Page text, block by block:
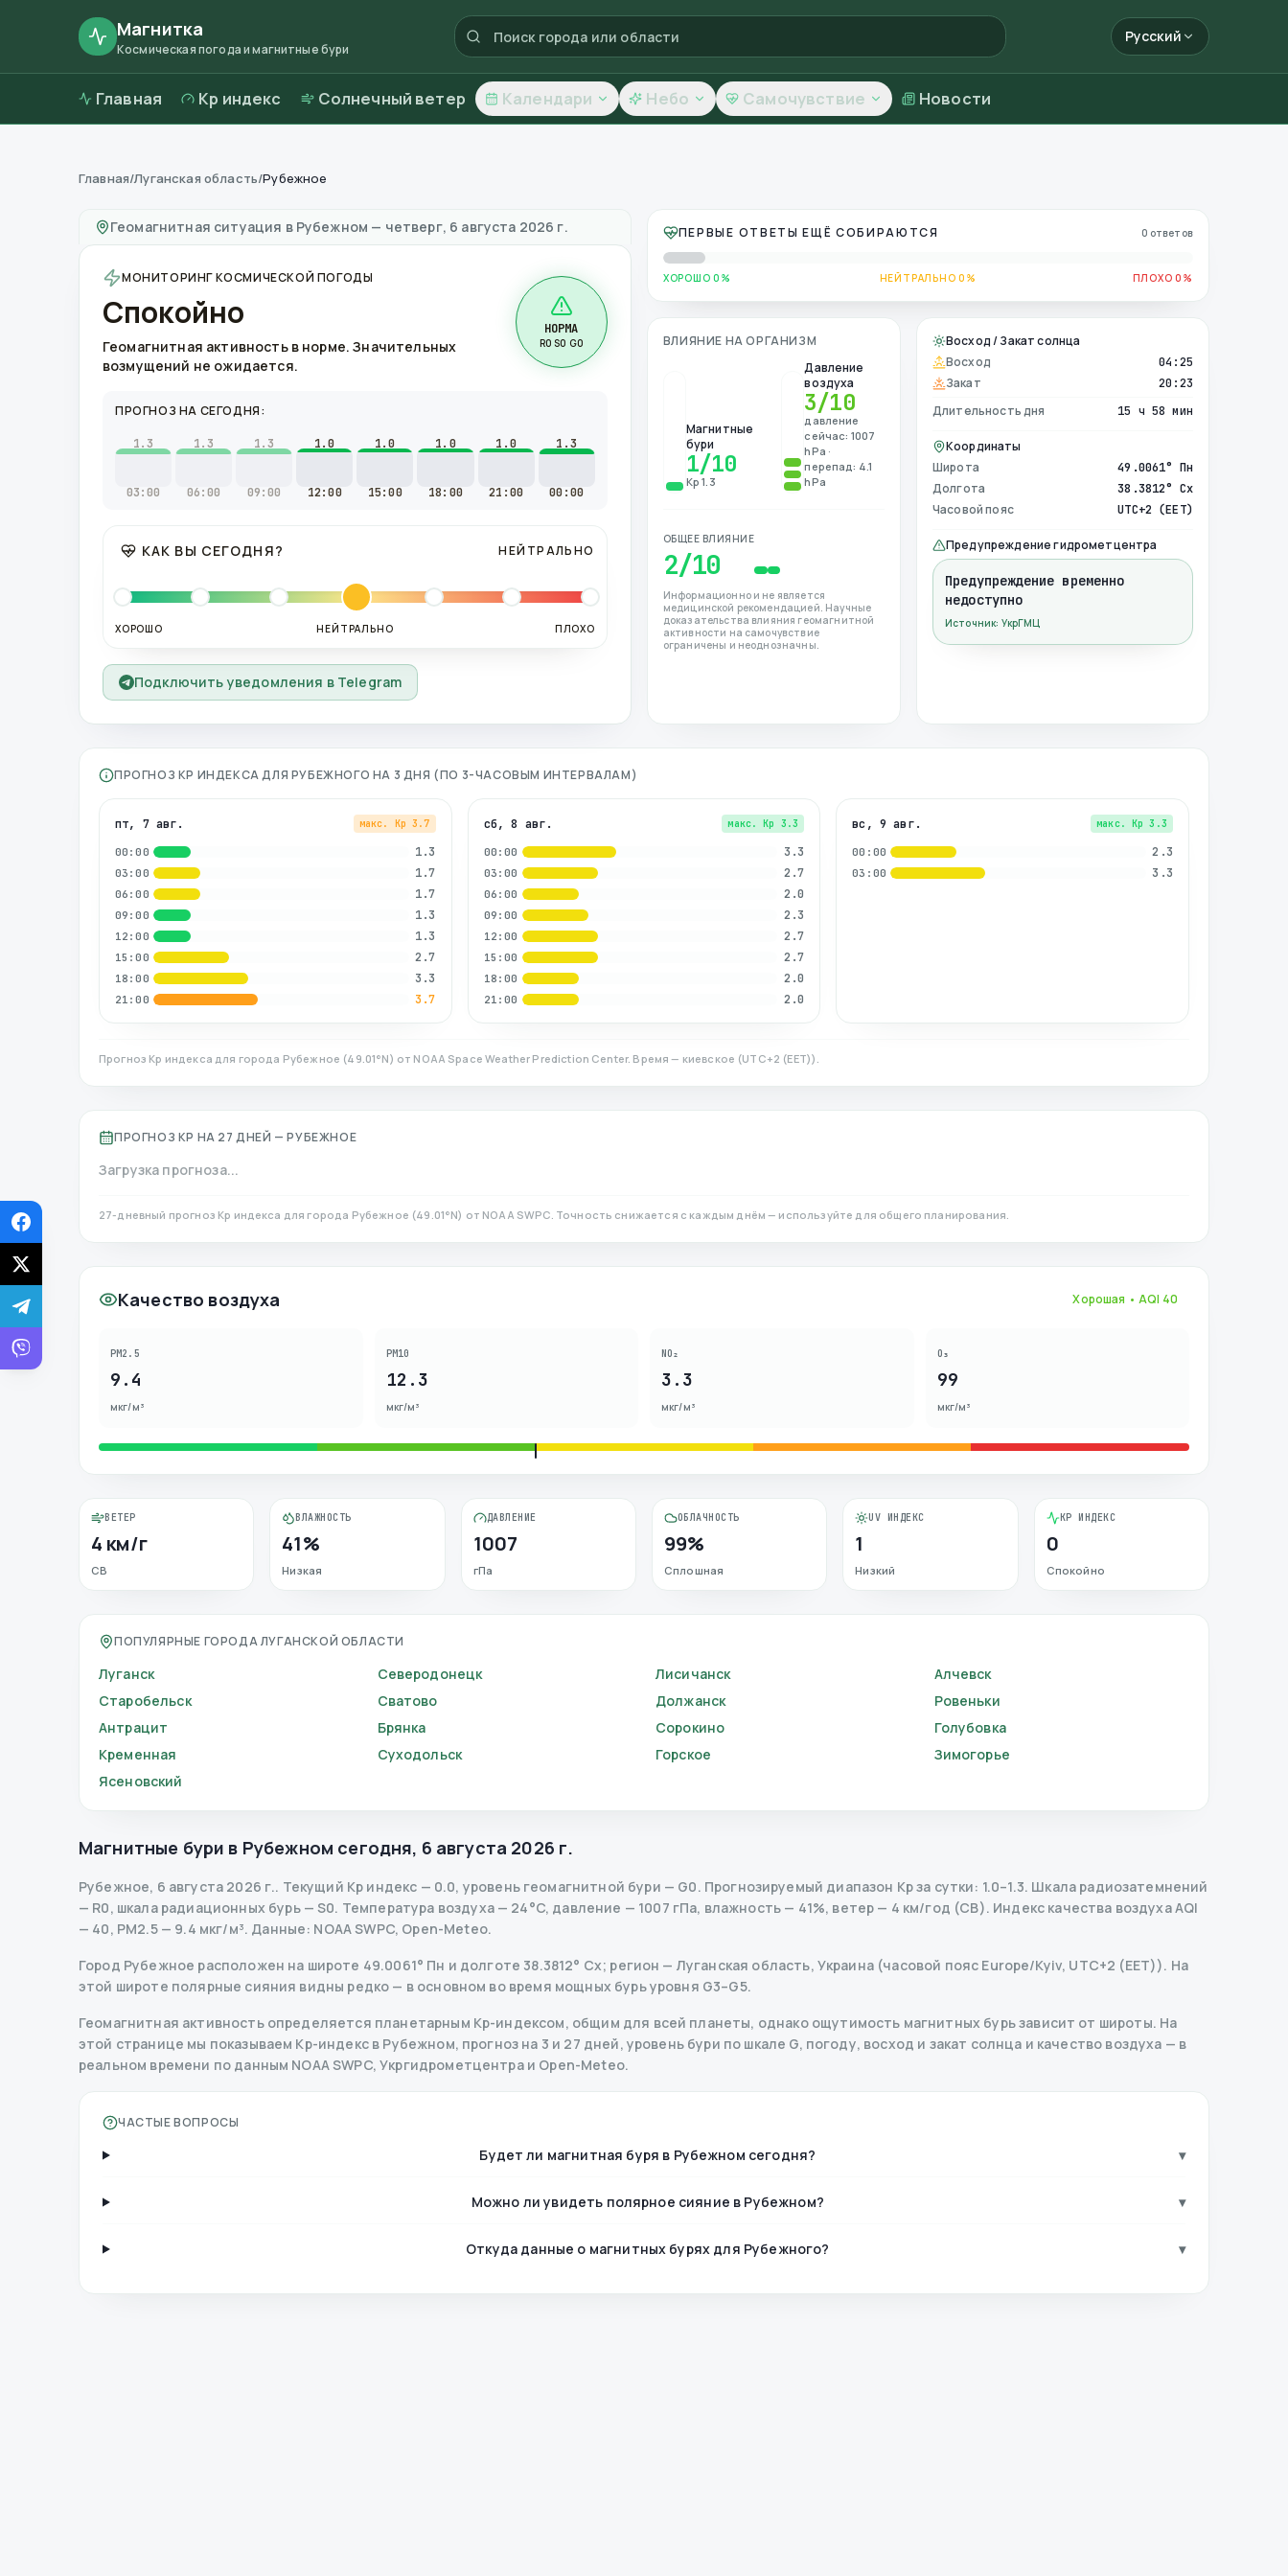
Магнитка
Космическая погода и магнитные бури
Русский
Главная Kp индекс Солнечный ветер Календари Небо Самочувствие Новости
Магнитные бури вРубежном—погода и качество воздуха
Главная/Луганская область/Рубежное
Геомагнитная ситуация в Рубежном — четверг, 6 августа 2026 г.
МОНИТОРИНГ КОСМИЧЕСКОЙ ПОГОДЫ
Спокойно
Геомагнитная активность в норме. Значительных
возмущений не ожидается.
НОРМА
R0 S0 G0
ПРОГНОЗ НА СЕГОДНЯ:
1.3
03:00
1.3
06:00
1.3
09:00
1.0
12:00
1.0
15:00
1.0
18:00
1.0
21:00
1.3
00:00
КАК ВЫ СЕГОДНЯ? НЕЙТРАЛЬНО
ХОРОШО НЕЙТРАЛЬНО ПЛОХО
Подключить уведомления в Telegram
ПЕРВЫЕ ОТВЕТЫ ЕЩЁ СОБИРАЮТСЯ 0 ответов
ХОРОШО 0% НЕЙТРАЛЬНО 0% ПЛОХО 0%
ВЛИЯНИЕ НА ОРГАНИЗМ
Магнитные
бури
1/10
Kp 1.3
Давление
воздуха
3/10
давление
сейчас: 1007
hPa ·
перепад: 4.1
hPa
ОБЩЕЕ ВЛИЯНИЕ
2/10
Информационно и не является
медицинской рекомендацией. Научные
доказательства влияния геомагнитной
активности на самочувствие
ограничены и неоднозначны.
Восход / Закат солнца
Восход
04:25
Закат 20:23
Длительность дня 15 ч 58 мин
Координаты
Широта
49.0061° Пн
Долгота 38.3812° Сх
Часовой пояс UTC+2 (EET)
Предупреждение гидрометцентра
Предупреждение временно
недоступно
Источник: УкрГМЦ
ПРОГНОЗ KP ИНДЕКСА ДЛЯ РУБЕЖНОГО НА 3 ДНЯ (ПО 3-ЧАСОВЫМ ИНТЕРВАЛАМ)
пт, 7 авг. макс. Kp 3.7
00:00 1.3
03:00 1.7
06:00 1.7
09:00 1.3
12:00 1.3
15:00 2.7
18:00 3.3
21:00 3.7
сб, 8 авг. макс. Kp 3.3
00:00 3.3
03:00 2.7
06:00 2.0
09:00 2.3
12:00 2.7
15:00 2.7
18:00 2.0
21:00 2.0
вс, 9 авг. макс. Kp 3.3
00:00 2.3
03:00 3.3
Прогноз Kp индекса для города Рубежное (49.01°N) от NOAA Space Weather Prediction Center. Время — киевское (UTC+2 (EET)).
ПРОГНОЗ KP НА 27 ДНЕЙ — РУБЕЖНОЕ
Загрузка прогноза...
27-дневный прогноз Kp индекса для города Рубежное (49.01°N) от NOAA SWPC. Точность снижается с каждым днём — используйте для общего планирования.
Качество воздуха Хорошая • AQI 40
PM2.5
9.4
мкг/м³
PM10
12.3
мкг/м³
NO₂
3.3
мкг/м³
O₃
99
мкг/м³
ВЕТЕР
4 км/г
СВ
ВЛАЖНОСТЬ
41%
Низкая
ДАВЛЕНИЕ
1007
гПа
ОБЛАЧНОСТЬ
99%
Сплошная
UV ИНДЕКС
1
Низкий
KP ИНДЕКС
0
Спокойно
ПОПУЛЯРНЫЕ ГОРОДА ЛУГАНСКОЙ ОБЛАСТИ
Луганск Северодонецк Лисичанск
Алчевск
Старобельск
Сватово Должанск
Ровеньки
Антрацит
Брянка Сорокино
Голубовка
Кременная
Суходольск Горское
Зимогорье
Ясеновский
Магнитные бури в Рубежном сегодня, 6 августа 2026 г.
Рубежное, 6 августа 2026 г.. Текущий Kp индекс — 0.0, уровень геомагнитной бури — G0. Прогнозируемый диапазон Kp за сутки: 1.0–1.3. Шкала радиозатемнений
— R0, шкала радиационных бурь— S0. Температура воздуха — 24°C, давление — 1007 гПа, влажность — 41%, ветер — 4 км/год (СВ). Индекс качества воздуха AQI
— 40, PM2.5 — 9.4 мкг/м³. Данные: NOAA SWPC, Open-Meteo.
Город Рубежное расположен на широте 49.0061° Пн и долготе 38.3812° Сх; регион — Луганская область, Украина (часовой пояс Europe/Kyiv, UTC+2 (EET)). На
этой широте полярные сияния видны редко — в основном во время мощных бурь уровня G3–G5.
Геомагнитная активность определяется планетарным Kp-индексом, общим для всей планеты, однако ощутимость магнитных бурь зависит от широты. На
этой странице мы показываем Kp-индекс в Рубежном, прогноз на 3 и 27 дней, уровень бури по шкале G, погоду, восход и закат солнца и качество воздуха — в
реальном времени по данным NOAA SWPC, Укргидрометцентра и Open-Meteo.
ЧАСТЫЕ ВОПРОСЫ
Будет ли магнитная буря в Рубежном сегодня? ▾
Можно ли увидеть полярное сияние в Рубежном? ▾
Откуда данные о магнитных бурях для Рубежного? ▾